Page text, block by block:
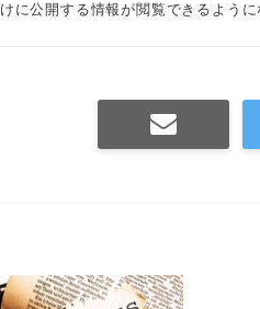
けに公開する情報が閲覧できるように